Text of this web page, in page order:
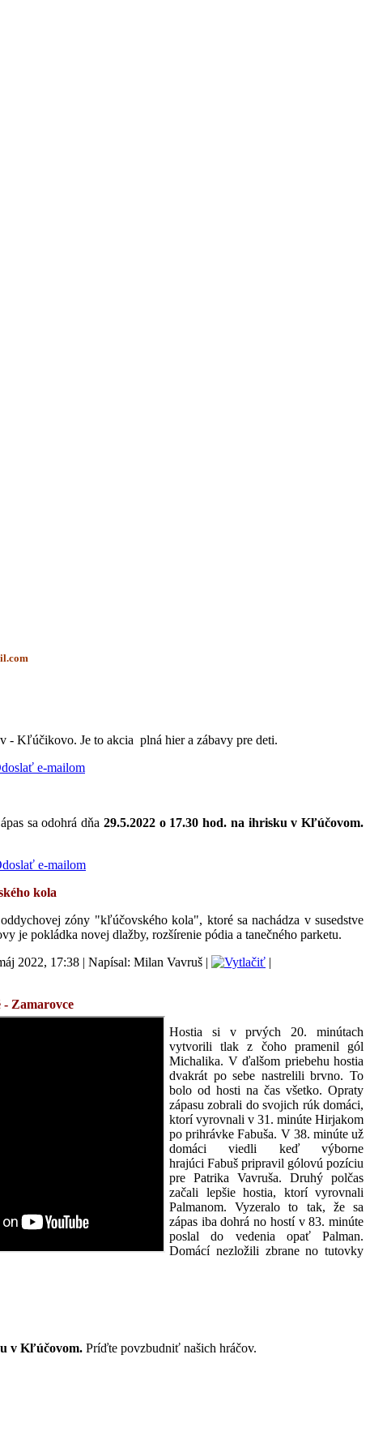
- Kľúčikovo. Je to akcia plná hier a zábavy pre deti.
sa odohrá dňa 29.5.2022 o 17.30 hod. na ihrisku v Kľúčovom.
kola
zóny "kľúčovského kola", ktoré sa nachádza v susedstve
je pokládka novej dlažby, rozšírenie pódia a tanečného parketu.
2022, 17:38 | Napísal: Milan Vavruš | |
Zamarovce
Hostia si v prvých 20. minútach
vytvorili tlak z čoho pramenil gól
Michalika. V ďalšom priebehu hostia
dvakrát po sebe nastrelili brvno. To
bolo od hosti na čas všetko. Opraty
zápasu zobrali do svojich rúk domáci,
ktorí vyrovnali v 31. minúte Hirjakom
po prihrávke Fabuša. V 38. minúte už
domáci viedli keď výborne
hrajúci Fabuš pripravil gólovú pozíciu
pre Patrika Vavruša. Druhý polčas
začali lepšie hostia, ktorí vyrovnali
Palmanom. Vyzeralo to tak, že sa
zápas iba dohrá no hostí v 83. minúte
poslal do vedenia opať Palman.
Domácí nezložili zbrane no tutovky
v Kľúčovom. Príďte povzbudniť našich hráčov.